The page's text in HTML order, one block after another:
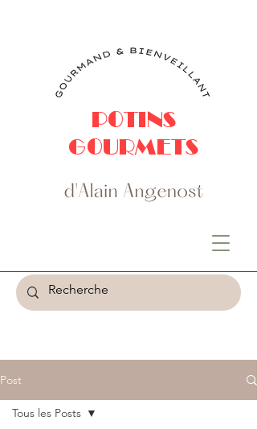
POTINS
GOURMETS
Post
Tous les Posts